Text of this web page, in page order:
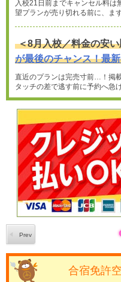
入校21日前までキャンセル料は
望プランが売り切れる前に、ま
＜8月入校／料金の安
が最後のチャンス！最
直近のプランは完売寸前…！掲
タッチの差で逃す前に予約へ急
合宿免許